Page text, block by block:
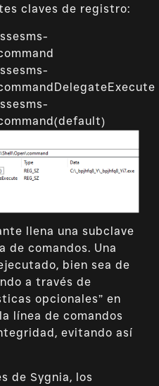
claves de registro:
llena una subclave
de comandos. Una
bien sea de
a través de
opcionales” en
línea de comandos
evitando así
de Sygnia, los